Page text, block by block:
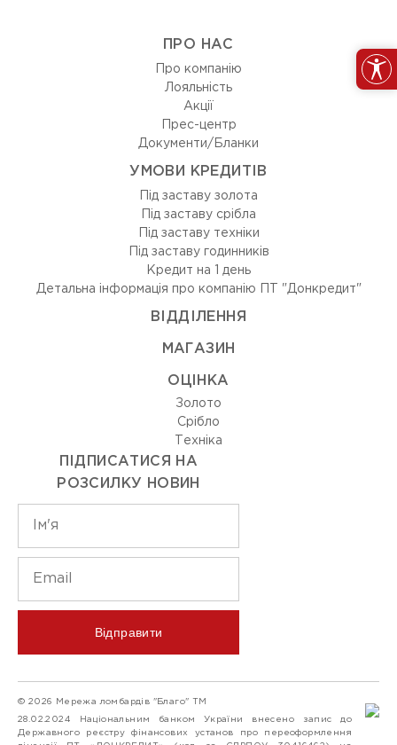
ПРО НАС
Про компанію
Лояльність
Акції
Прес-центр
Документи/Бланки
УМОВИ КРЕДИТІВ
Під заставу золота
Під заставу срібла
Під заставу техніки
Під заставу годинників
Кредит на 1 день
Детальна інформація про компанію ПТ "Донкредит"
ВIДДIЛЕННЯ
МАГАЗИН
ОЦIНКА
Золото
Срiбло
Технiка
ПІДПИСАТИСЯ НА
РОЗСИЛКУ НОВИН
Відправити
© 2026 Мережа ломбардів "Благо" ТМ
28.02.2024 Національним банком України внесено запис до
Державного реєстру фінансових установ про переоформлення